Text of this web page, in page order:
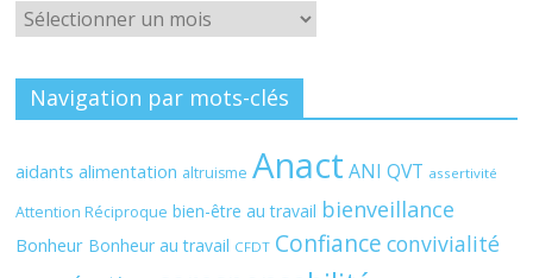
Archives
Navigation par mots-clés
aidants alimentation altruisme Anact ANI QVT assertivité
Attention Réciproque bien-être au travail bienveillance
Bonheur Bonheur au travail CFDT Confiance convivialité